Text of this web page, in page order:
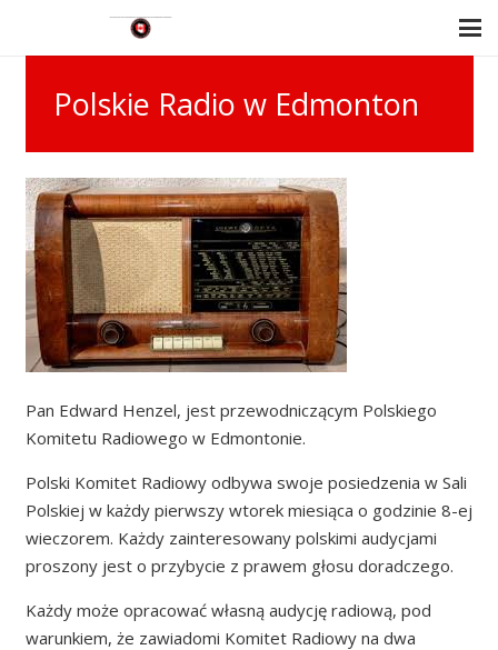
Polskie Radio w Edmonton
Pan Edward Henzel, jest przewodniczącym Polskiego
Komitetu Radiowego w Edmontonie.
Polski Komitet Radiowy odbywa swoje posiedzenia w Sali
Polskiej w każdy pierwszy wtorek miesiąca o godzinie 8-ej
wieczorem. Każdy zainteresowany polskimi audycjami
proszony jest o przybycie z prawem głosu doradczego.
Każdy może opracować własną audycję radiową, pod
warunkiem, że zawiadomi Komitet Radiowy na dwa